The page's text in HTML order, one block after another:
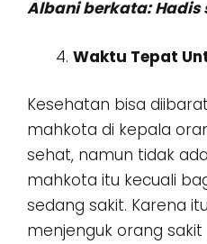
Albani berkata: Hadis
Waktu Tepat
Kesehatan bisa
mahkota di kepala
sehat, namun tidak
mahkota itu kecuali
sedang sakit. Karena
menjenguk orang